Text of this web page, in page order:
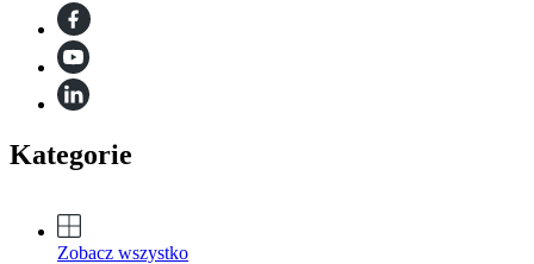
Kategorie
Zobacz wszystko